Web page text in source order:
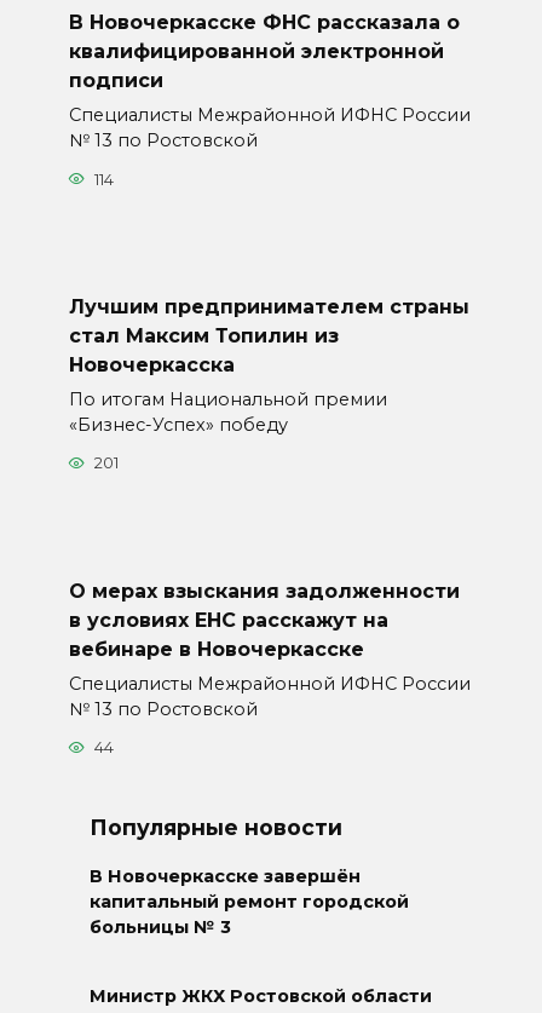
В Новочеркасске ФНС рассказала о
квалифицированной электронной
подписи
Специалисты Межрайонной ИФНС России
№ 13 по Ростовской
114
Лучшим предпринимателем страны
стал Максим Топилин из
Новочеркасска
По итогам Национальной премии
«Бизнес-Успех» победу
201
О мерах взыскания задолженности
в условиях ЕНС расскажут на
вебинаре в Новочеркасске
Специалисты Межрайонной ИФНС России
№ 13 по Ростовской
44
Популярные новости
В Новочеркасске завершён
капитальный ремонт городской
больницы № 3
Министр ЖКХ Ростовской области